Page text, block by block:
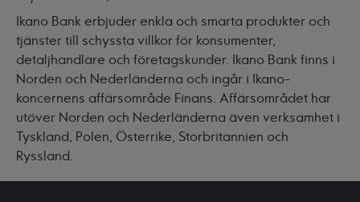
Ikano Bank erbjuder enkla och smarta produkter och
tjänster till schyssta villkor för konsumenter,
detaljhandlare och företagskunder. Ikano Bank finns i
Norden och Nederländerna och ingår i Ikano-
koncernens affärsområde Finans. Affärsområdet har
utöver Norden och Nederländerna även verksamhet i
Tyskland, Polen, Österrike, Storbritannien och
Ryssland.